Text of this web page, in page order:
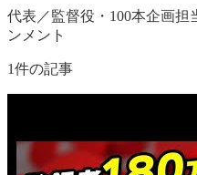
代表／監督役・100本企画担
ンメント
1件の記事